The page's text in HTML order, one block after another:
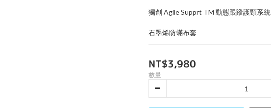
獨創 Agile Supprt TM 動態跟蹤護頸系統
石墨烯防蟎布套
NT$3,980
數量